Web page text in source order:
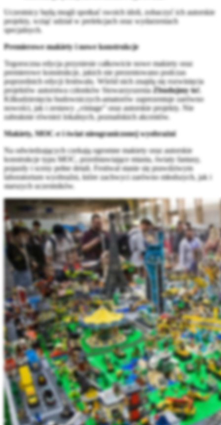
Uczestnicy będą mogli spotkać swoich idoli, zobaczyć ich autorskie
projekty, wziąć udział w prelekcjach oraz wydarzeniach
specjalnych.
Premierowe makiety i nowe konstrukcje
Tegoroczna edycja przyniesie całkowicie nowe makiety oraz
premierowe konstrukcje, jakich nie prezentowano podczas
poprzednich edycji festiwalu. Wśród nich znajdą się rozwinięcia
projektów autorstwa członków StowarzyszeniaZbudujmy to!
Kilkudziesięciu budowniczych-amatorów zaprezentuje zarówno
nowości, jak i zestawy „vintage” oraz autorskie projekty. Nie
zabraknie również lokalnych, poznańskich akcentów.
Makiety, MOC-e i świat nieograniczonej wyobraźni
Na odwiedzających czekają ogromne makiety oraz autorskie
konstrukcje typu MOC, przedstawiające miasta, światy fantasy,
pojazdy i sceny pełne detali. Festiwal stanie się prawdziwym
laboratorium wyobraźni, które zachwyci zarówno młodszych, jak i
starszych uczestników.